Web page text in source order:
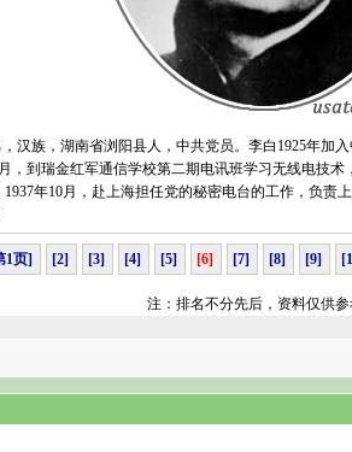
族，湖南省浏阳县人，中共党员。李白1925年加
，到瑞金红军通信学校第二期电讯班学习无线电技
年10月，赴上海担任党的秘密电台的工作，负责
1页] [2] [3] [4] [5] [6] [7] [8] [9]
注：排名不分先后，资料仅供